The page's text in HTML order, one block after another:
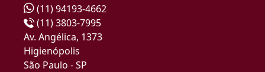
(11) 94193-4662
(11) 3803-7995
Av. Angélica, 1373
Higienópolis
São Paulo - SP